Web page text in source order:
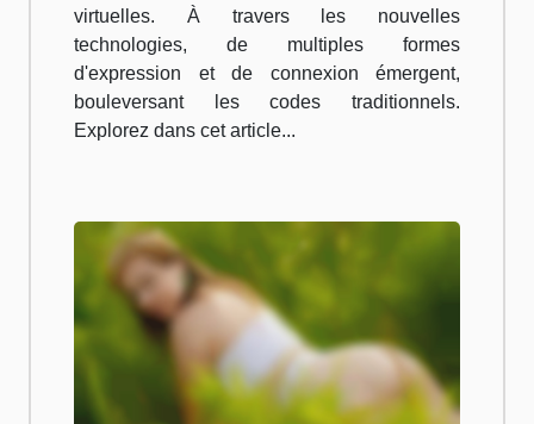
virtuelles. À travers les nouvelles
technologies, de multiples formes
d'expression et de connexion émergent,
bouleversant les codes traditionnels.
Explorez dans cet article...